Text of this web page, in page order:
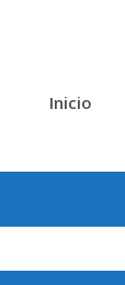
Inicio